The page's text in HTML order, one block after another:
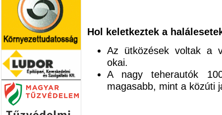
Hol keletkeztek a
Az ütközések voltak a
okai.
A nagy teherautók
magasabb, mint a közúti